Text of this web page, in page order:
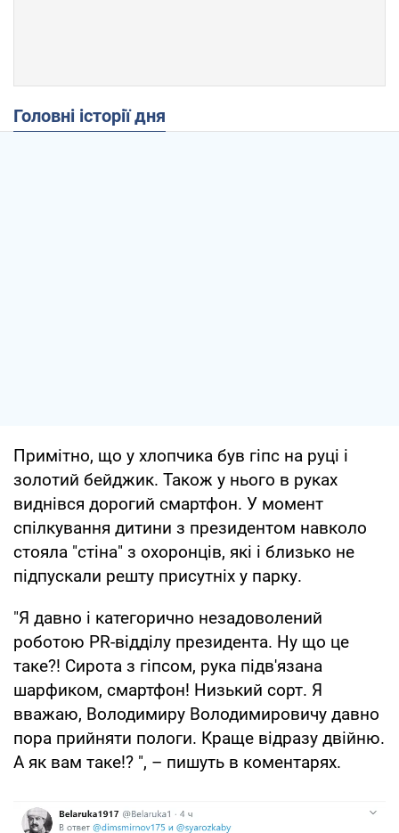
Головні історії дня
Примітно, що у хлопчика був гіпс на руці і
золотий бейджик. Також у нього в руках
виднівся дорогий смартфон. У момент
спілкування дитини з президентом навколо
стояла "стіна" з охоронців, які і близько не
підпускали решту присутніх у парку.
"Я давно і категорично незадоволений
роботою PR-відділу президента. Ну що це
таке?! Сирота з гіпсом, рука підв'язана
шарфиком, смартфон! Низький сорт. Я
вважаю, Володимиру Володимировичу давно
пора прийняти пологи. Краще відразу двійню.
А як вам таке!? ", – пишуть в коментарях.